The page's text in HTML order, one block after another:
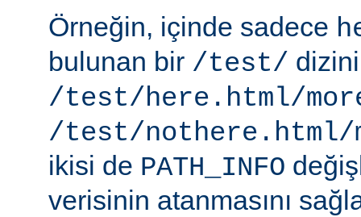
Örneğin, içinde sadece
bulunan bir /test/
/test/here.html/
/test/nothere.html/
ikisi de PATH_INFO
verisinin atanmasını